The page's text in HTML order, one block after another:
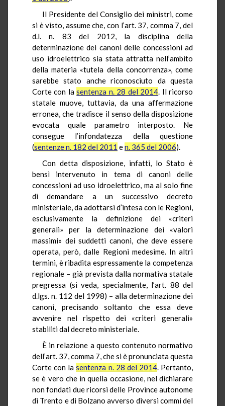
Il Presidente del Consiglio dei ministri, come
si è visto, assume che, con l’art. 37, comma 7, del
d.l. n. 83 del 2012, la disciplina della
determinazione dei canoni delle concessioni ad
uso idroelettrico sia stata attratta nell’ambito
della materia «tutela della concorrenza», come
sarebbe stato anche riconosciuto da questa
Corte con lasentenza n. 28 del 2014. Il ricorso
statale muove, tuttavia, da una affermazione
erronea, che tradisce il senso della disposizione
evocata quale parametro interposto. Ne
consegue l’infondatezza della questione
(sentenze n. 182 del 2011 en. 365 del 2006).
Con detta disposizione, infatti, lo Stato è
bensì intervenuto in tema di canoni delle
concessioni ad uso idroelettrico, ma al solo fine
di demandare a un successivo decreto
ministeriale, da adottarsi d’intesa con le Regioni,
esclusivamente la definizione dei «criteri
generali» per la determinazione dei «valori
massimi» dei suddetti canoni, che deve essere
operata, però, dalle Regioni medesime. In altri
termini, è ribadita espressamente la competenza
regionale – già prevista dalla normativa statale
pregressa (si veda, specialmente, l’art. 88 del
d.lgs. n. 112 del 1998) – alla determinazione dei
canoni, precisando soltanto che essa deve
avvenire nel rispetto dei «criteri generali»
stabiliti dal decreto ministeriale.
È in relazione a questo contenuto normativo
dell’art. 37, comma 7, che si è pronunciata questa
Corte con lasentenza n. 28 del 2014. Pertanto,
se è vero che in quella occasione, nel dichiarare
non fondati due ricorsi delle Province autonome
di Trento e di Bolzano avverso diversi commi del